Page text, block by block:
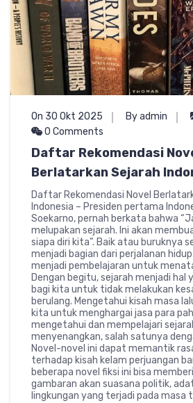
On 30 Okt 2025 By admin
0 Comments
Daftar Rekomendasi
Berlatarkan Sejarah
Daftar Rekomendasi Novel
Indonesia – Presiden pertama
Soekarno, pernah berkata bahwa
melupakan sejarah. Ini akan
siapa diri kita”. Baik atau buruknya
menjadi bagian dari perjalanan
menjadi pembelajaran untuk
Dengan begitu, sejarah menjadi hal
bagi kita untuk tidak melakukan
berulang. Mengetahui kisah masa
kita untuk menghargai jasa para
mengetahui dan mempelajari
menyenangkan, salah satunya
Novel-novel ini dapat memantik
terhadap kisah kelam perjuangan
beberapa novel fiksi ini bisa
gambaran akan suasana politik,
lingkungan yang terjadi pada masa